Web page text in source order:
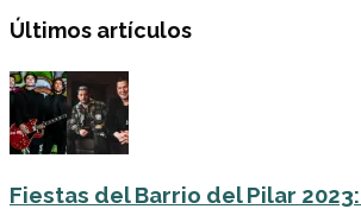
Últimos artículos
Fiestas del Barrio del Pilar